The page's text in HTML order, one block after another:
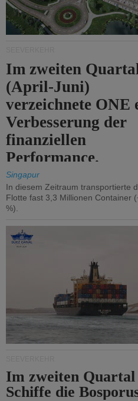
Im zweiten
(April-Juni)
verzeichnete ONE
Verbesserung der
finanziellen
Performance.
Singapur
In diesem Zeitraum transportierte
Flotte fast 3,3 Millionen Container
%).
Im zweiten Quartal
Schiffe die